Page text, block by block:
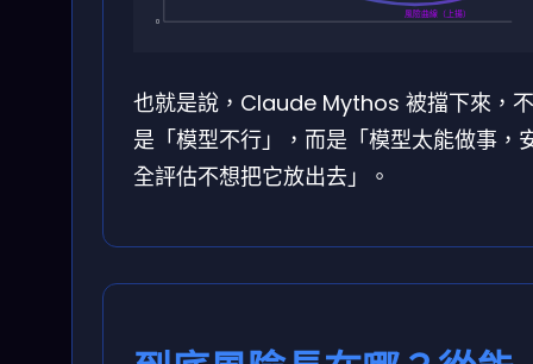
0
風險曲線（上揚）
也就是說，Claude Mythos 被擋下來，不
是「模型不行」，而是「模型太能做事，
全評估不想把它放出去」。